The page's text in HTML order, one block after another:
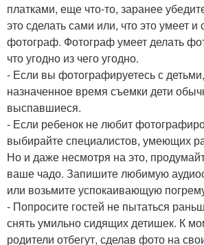
платками, еще что-то, заранее
это сделать сами или, что это умеет и
фотограф. Фотограф умеет делать
что угодно из чего угодно.
- Если вы фотографируетесь с
назначенное время съемки дети
выспавшиеся.
- Если ребенок не любит
выбирайте специалистов, умеющих
Но и даже несмотря на это,
ваше чадо. Запишите любимую
или возьмите успокаивающую
- Попросите гостей не пытаться
снять умильно сидящих детишек. К
родители отбегут, сделав фото на